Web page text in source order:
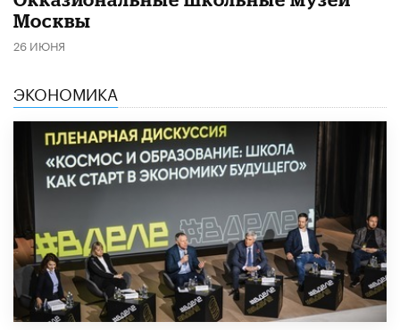
Москвы
26 ИЮНЯ
ЭКОНОМИКА